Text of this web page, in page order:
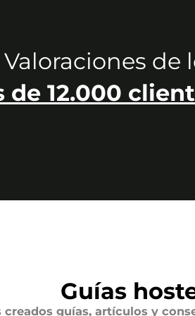
Valoraciones de
de 12.000
Guías
creados guías, artículos y